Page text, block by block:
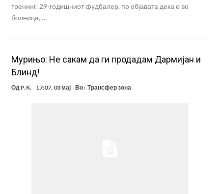
тренинг. 29-годишниот фудбалер, по објавата дека е во
болница, …
Мурињо: Не сакам да ги продадам Дармијан и
Блинд!
Од P. K. 17:07, 03 мај Во : Трансфер зона